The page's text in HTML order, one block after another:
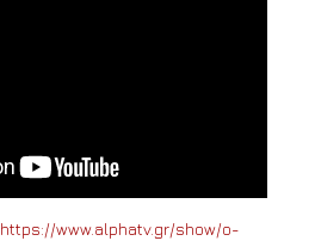
https://www.alphatv.gr/show/o-